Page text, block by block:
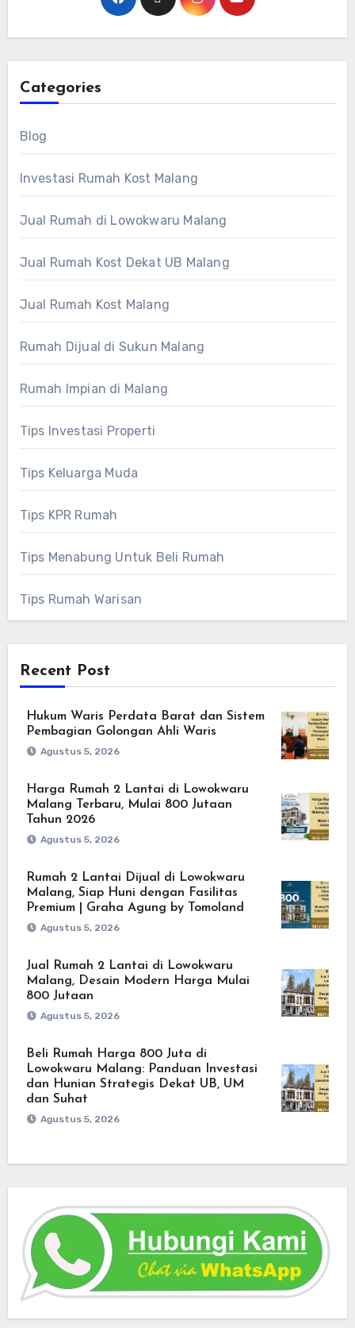
Categories
Blog
Investasi Rumah Kost Malang
Jual Rumah di Lowokwaru Malang
Jual Rumah Kost Dekat UB Malang
Jual Rumah Kost Malang
Rumah Dijual di Sukun Malang
Rumah Impian di Malang
Tips Investasi Properti
Tips Keluarga Muda
Tips KPR Rumah
Tips Menabung Untuk Beli Rumah
Tips Rumah Warisan
Recent Post
Hukum Waris Perdata Barat dan Sistem
Pembagian Golongan Ahli Waris
Agustus 5, 2026
Harga Rumah 2 Lantai di Lowokwaru
Malang Terbaru, Mulai 800 Jutaan
Tahun 2026
Agustus 5, 2026
Rumah 2 Lantai Dijual di Lowokwaru
Malang, Siap Huni dengan Fasilitas
Premium | Graha Agung by Tomoland
Agustus 5, 2026
Jual Rumah 2 Lantai di Lowokwaru
Malang, Desain Modern Harga Mulai
800 Jutaan
Agustus 5, 2026
Beli Rumah Harga 800 Juta di
Lowokwaru Malang: Panduan Investasi
dan Hunian Strategis Dekat UB, UM
dan Suhat
Agustus 5, 2026